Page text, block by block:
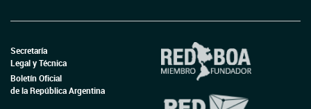
Secretaría
Legal y Técnica
Boletín Oficial
de la República Argentina